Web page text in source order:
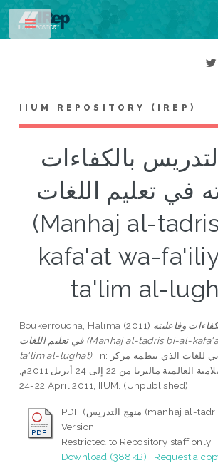
IIUM REPOSITORY (IREP)
بالكفاءات
في تعليم اللغات
(Manhaj al-
kafa'at wa-
ta'lim al-
Boukerroucha, Halima (2011) وفاعليته
في تعليم اللغات (Manhaj al-tadris bi-al-kafa'at wa-fa'iliyatiti fi
ta'lim al-lughat). In: لمؤتمر الدولي الثاني للغات الذي ينظمه مركز
اللغات بالجامعة الإسلامية العالمية ماليزيا من 22 إلى 24 أبريل 2011م,
22-24 April 2011, IIUM. (Unpublished)
PDF (منهج التدريس (manhaj al-tadris)) - Submitted
Version
Restricted to Repository staff only
Download (388kB) | Request a
Toggle